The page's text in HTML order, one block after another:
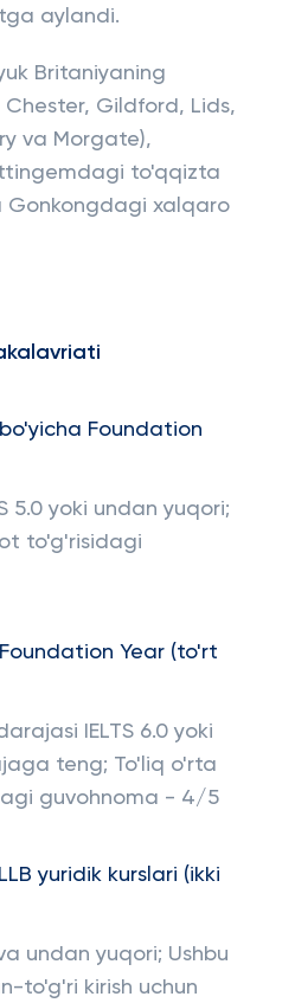
aylandi.
Britaniyaning
Chester, Gildford, Lids,
va Morgate),
to'qqizta
Gonkongdagi xalqaro
Foundation
5.0 yoki undan yuqori;
to'g'risidagi
Year (to'rt
IELTS 6.0 yoki
teng; To'liq o'rta
guvohnoma - 4/5
yuridik kurslari (ikki
undan yuqori; Ushbu
to'g'ri kirish uchun